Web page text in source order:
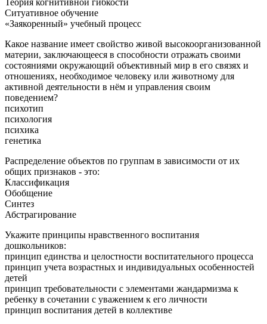
Теория когнитивной гибкости
Ситуативное обучение
«Заякоренный» учебный процесс
Какое название имеет свойство живой высокоорганизованной
материи, заключающееся в способности отражать своими
состояниями окружающий объективный мир в его связях и
отношениях, необходимое человеку или животному для
активной деятельности в нём и управления своим
поведением?
психотип
психология
психика
генетика
Распределение объектов по группам в зависимости от их
общих признаков - это:
Классификация
Обобщение
Синтез
Абстрагирование
Укажите принципы нравственного воспитания
дошкольников:
принцип единства и целостности воспитательного процесса
принцип учета возрастных и индивидуальных особенностей
детей
принцип требовательности с элементами жандармизма к
ребенку в сочетании с уважением к его личности
принцип воспитания детей в коллективе